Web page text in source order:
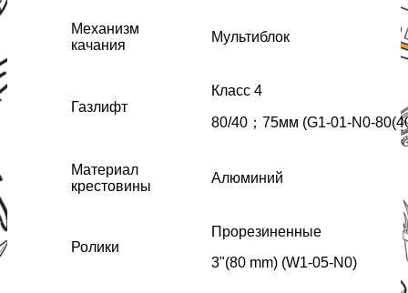
Механизм
качания
Мультиблок
Газлифт
Класс 4
80/40；75мм (G1-01-N0-
Материал
крестовины
Алюминий
Ролики
Прорезиненные
3"(80 mm) (W1-05-N0)